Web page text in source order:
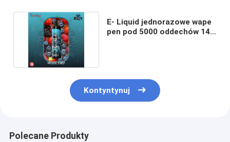
E- Liquid jednorazowe wape
pen pod 5000 oddechów 14
Kontyntynuj
Polecane Produkty